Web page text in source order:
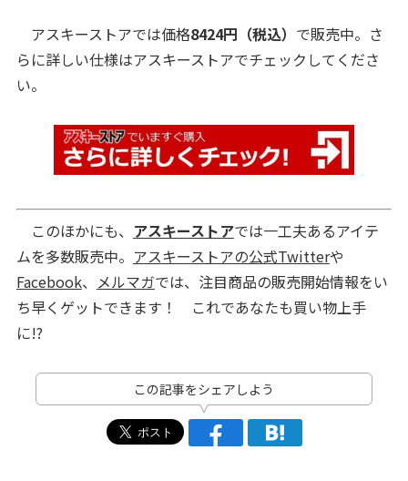
アスキーストアでは価格8424円（税込） で販売中。さ
らに詳しい仕様はアスキーストアでチェックしてくださ
い。
このほかにも、 アスキーストアでは一工夫あるアイテ
ムを多数販売中。 アスキーストアの公式Twitterや
Facebook、 メルマガでは、注目商品の販売開始情報をい
ち早くゲットできます！ これであなたも買い物上手
に!?
この記事をシェアしよう